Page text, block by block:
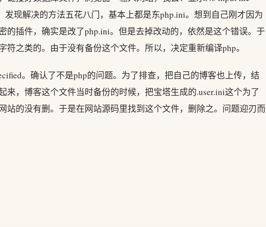
发现解决的方法五花八门，基本上都是东php.ini。想到自己刚才因为
的插件，确实是改了php.ini。但是去掉改动的，依然是这个错误。于
之类的。由于没有备份这个文件。所以，决定重新编译php。
。确认了不是php的问题。为了排查，把自己的博客也上传，结
来，博客这个文件当时备份的时候，把宝塔生成的.user.ini这个为了
站的没有删。于是在网站源码里找到这个文件，删除之。问题迎刃而